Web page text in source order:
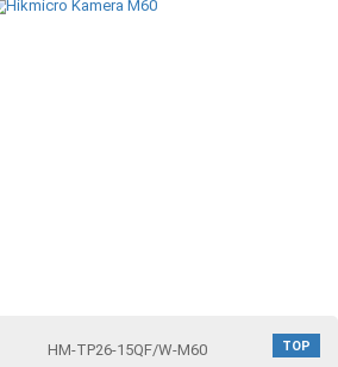
TOP
HM-TP26-15QF/W-M60